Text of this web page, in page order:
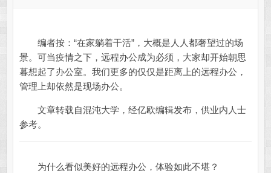
编者按：“在家躺着干活”，大概是人人都奢望过的场
景。可当疫情之下，远程办公成为必须，大家却开始朝思
暮想起了办公室。我们更多的仅仅是距离上的远程办公，
管理上却依然是现场办公。
文章转载自混沌大学，经亿欧编辑发布，供业内人士
参考。
为什么看似美好的远程办公，体验如此不堪？